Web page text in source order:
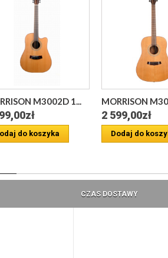
M3002D 1...
do koszyka
MORRISON
2 599,00zł
Dodaj do
CZAS DOSTAWY